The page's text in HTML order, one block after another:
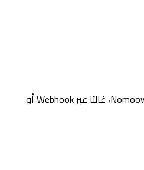
بيانات العملاء (تصل من متجر Nomoow، غالبًا عبر Webhook أو